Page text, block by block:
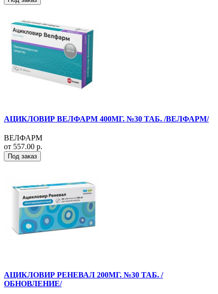
АЦИКЛОВИР ВЕЛФАРМ 400МГ. №30 ТАБ. /ВЕЛФАРМ/
ВЕЛФАРМ
от 557.00 р.
Под заказ
АЦИКЛОВИР РЕНЕВАЛ 200МГ. №30 ТАБ. /
ОБНОВЛЕНИЕ/